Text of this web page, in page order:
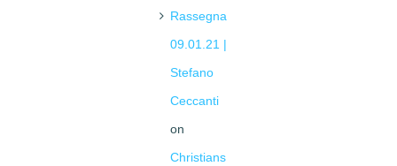
Rassegna
09.01.21 |
Stefano
Ceccanti
on
Christians